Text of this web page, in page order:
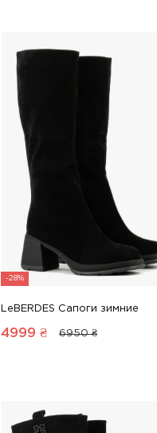
-28%
LeBERDES Сапоги зимние
4999 ₴ 6950 ₴